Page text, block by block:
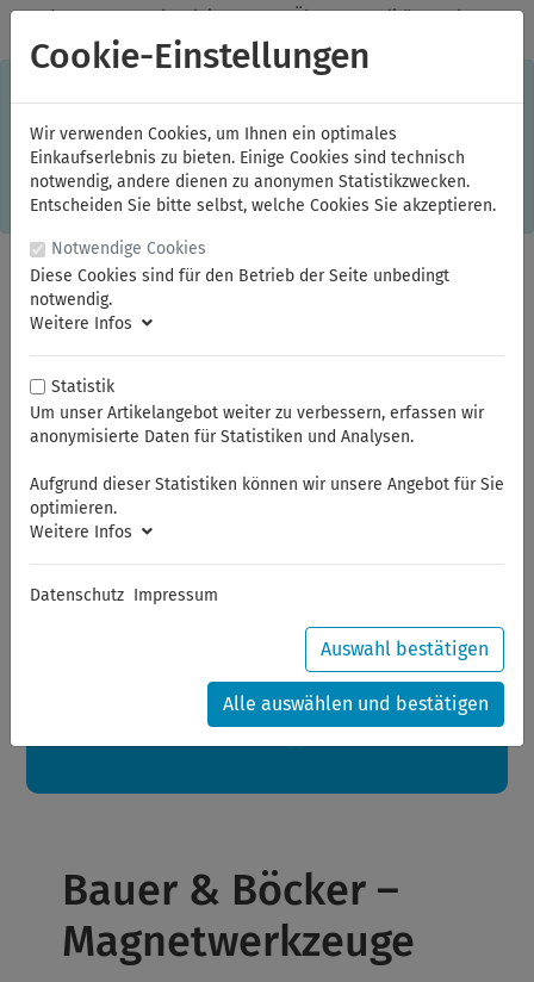
✓Jeden Monat starke Aktionen ✓Über 20 Qualitätsmarken ✓
Kostenlose Lieferung im Inland ab 150,00 Euro Bruttowarenwert
Einkaufserlebnis. Dabei werden beispielsweise die Session-
Informationen oder die Spracheinstellung auf Ihrem Rechner
gespeichert. Ohne Cookies ist der Funktionsumfang des
Online-Shops eingeschränkt. Sind Sie damit nicht
einverstanden, klicken Sie bitte hier.
Sommerferien
Sehr geehrte Kunden,
Ihre Bestellungen in diesem Zeitraum werden ab dem
24.08.2026 verschickt.
Eine schöne Sommerpause
Bauer & Böcker –
Magnetwerkzeuge
Cookie-Einstellungen
Wir verwenden Cookies, um Ihnen ein optimales
Einkaufserlebnis zu bieten. Einige Cookies sind technisch
notwendig, andere dienen zu anonymen Statistikzwecken.
Entscheiden Sie bitte selbst, welche Cookies Sie akzeptieren.
Notwendige Cookies
Diese Cookies sind für den Betrieb der Seite unbedingt
notwendig.
Weitere Infos
Statistik
Um unser Artikelangebot weiter zu verbessern, erfassen wir
anonymisierte Daten für Statistiken und Analysen.
Aufgrund dieser Statistiken können wir unsere Angebot für Sie
optimieren.
Weitere Infos
Datenschutz Impressum
Auswahl bestätigen
Alle auswählen und bestätigen